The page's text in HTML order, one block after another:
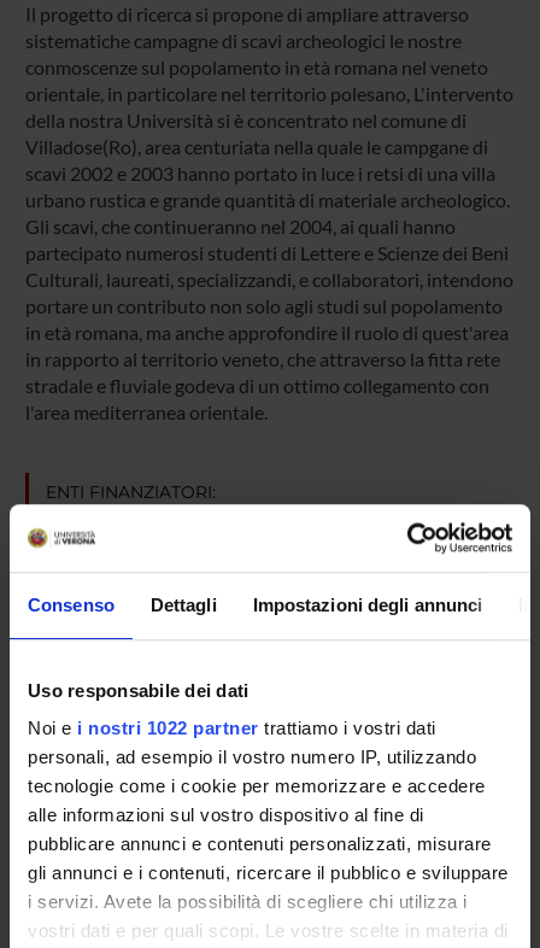
Consenso Dettagli Impostazioni degli annunci
Uso responsabile dei dati
Noi e i nostri 1022 partner trattiamo i vostri dati
personali, ad esempio il vostro numero IP, utilizzando
tecnologie come i cookie per memorizzare e accedere
alle informazioni sul vostro dispositivo al fine di
pubblicare annunci e contenuti personalizzati, misurare
gli annunci e i contenuti, ricercare il pubblico e sviluppare
i servizi. Avete la possibilità di scegliere chi utilizza i
vostri dati e per quali scopi. Le vostre scelte in materia di
Il progetto di ricerca si propone di ampliare attraverso
sistematiche campagne di scavi archeologici le nostre
conmoscenze sul popolamento in età romana nel veneto
orientale, in particolare nel territorio polesano, L'intervento
della nostra Università si è concentrato nel comune di
Villadose(Ro), area centuriata nella quale le campgane di
scavi 2002 e 2003 hanno portato in luce i retsi di una villa
urbano rustica e grande quantità di materiale archeologico.
Gli scavi, che continueranno nel 2004, ai quali hanno
partecipato numerosi studenti di Lettere e Scienze dei Beni
Culturali, laureati, specializzandi, e collaboratori, intendono
portare un contributo non solo agli studi sul popolamento
in età romana, ma anche approfondire il ruolo di quest'area
in rapporto al territorio veneto, che attraverso la fitta rete
stradale e fluviale godeva di un ottimo collegamento con
l'area mediterranea orientale.
ENTI FINANZIATORI:
Finanziamento: assegnato e gestito dal Dipartimento
PARTECIPANTI AL PROGETTO
Giuliana Maria Facchini
COLLABORATORI ESTERNI
Andrea Marensi
esterno